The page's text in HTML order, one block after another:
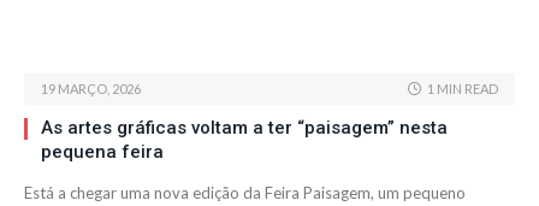
19 MARÇO, 2026 1 MIN READ
As artes gráficas voltam a ter “paisagem” nesta
pequena feira
Está a chegar uma nova edição da Feira Paisagem, um pequeno